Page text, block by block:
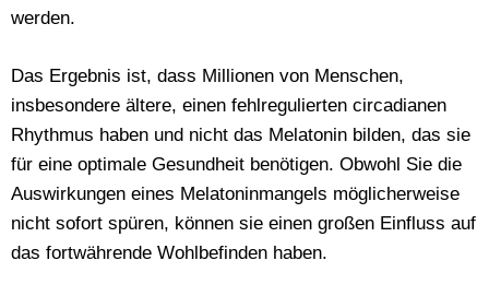
werden.
Das Ergebnis ist, dass Millionen von Menschen,
insbesondere ältere, einen fehlregulierten circadianen
Rhythmus haben und nicht das Melatonin bilden, das sie
für eine optimale Gesundheit benötigen. Obwohl Sie die
Auswirkungen eines Melatoninmangels möglicherweise
nicht sofort spüren, können sie einen großen Einfluss auf
das fortwährende Wohlbefinden haben.